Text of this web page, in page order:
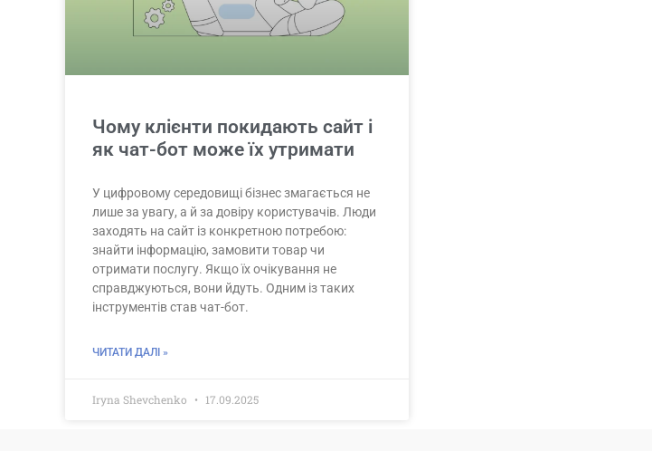
Чому клієнти покидають сайт і
як чат-бот може їх утримати
У цифровому середовищі бізнес змагається не
лише за увагу, а й за довіру користувачів. Люди
заходять на сайт із конкретною потребою:
знайти інформацію, замовити товар чи
отримати послугу. Якщо їх очікування не
справджуються, вони йдуть. Одним із таких
інструментів став чат-бот.
ЧИТАТИ ДАЛІ »
Iryna Shevchenko 17.09.2025